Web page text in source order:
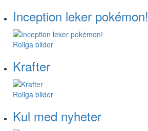
Inception leker pokémon!
Roliga bilder
Krafter
Roliga bilder
Kul med nyheter